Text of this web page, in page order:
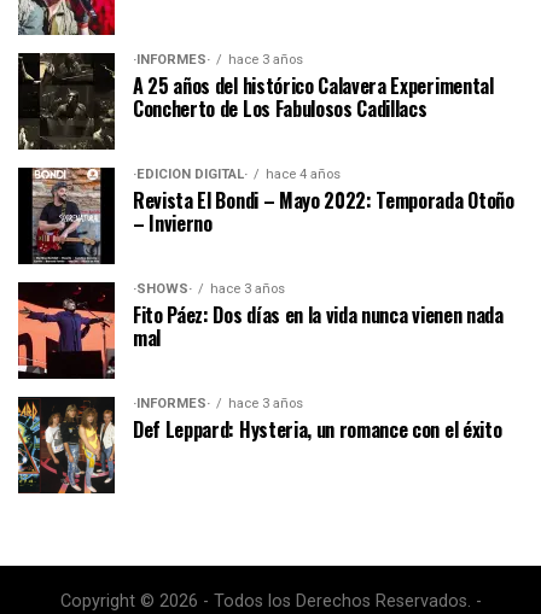
·INFORMES· hace 3 años
A 25 años del histórico Calavera Experimental
Concherto de Los Fabulosos Cadillacs
·EDICIÓN DIGITAL· hace 4 años
Revista El Bondi – Mayo 2022: Temporada Otoño
– Invierno
·SHOWS· hace 3 años
Fito Páez: Dos días en la vida nunca vienen nada
mal
·INFORMES· hace 3 años
Def Leppard: Hysteria, un romance con el éxito
Copyright © 2026 - Todos los Derechos Reservados. -